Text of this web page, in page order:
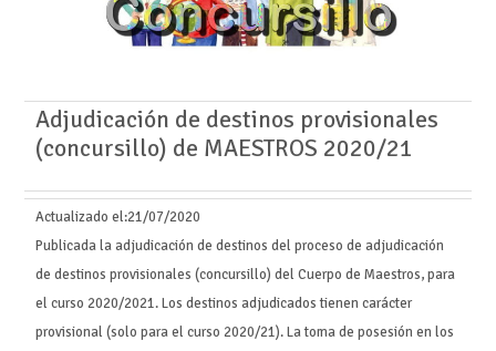
Adjudicación de destinos provisionales
(concursillo) de MAESTROS 2020/21
Actualizado el:21/07/2020
Publicada la adjudicación de destinos del proceso de adjudicación
de destinos provisionales (concursillo) del Cuerpo de Maestros, para
el curso 2020/2021. Los destinos adjudicados tienen carácter
provisional (solo para el curso 2020/21). La toma de posesión en los